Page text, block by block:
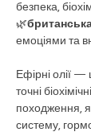
безпека,
🌿
емоціями та
Ефірні олії —
точні
походження,
систему,